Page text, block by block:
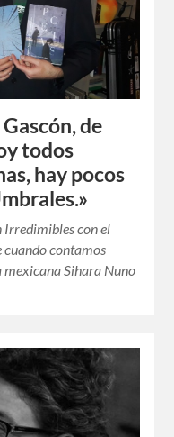
de
todos
hay pocos
Irredimibles con el
contamos
Sihara Nuno